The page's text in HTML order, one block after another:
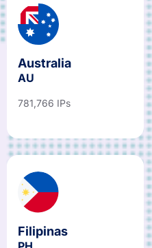
Australia
AU
781,766 IPs
Filipinas
PH